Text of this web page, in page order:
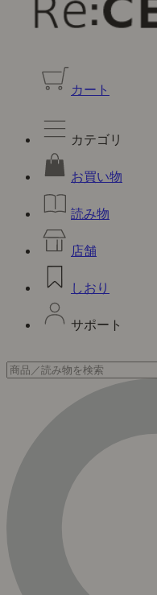
カート
カテゴリ
お買い物
読み物
店舗
しおり
サポート